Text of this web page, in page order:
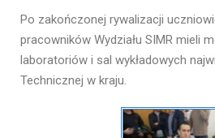
Po zakończonej rywalizacji
pracowników Wydziału SIMR mieli
laboratoriów i sal wykładowych
Technicznej w kraju.